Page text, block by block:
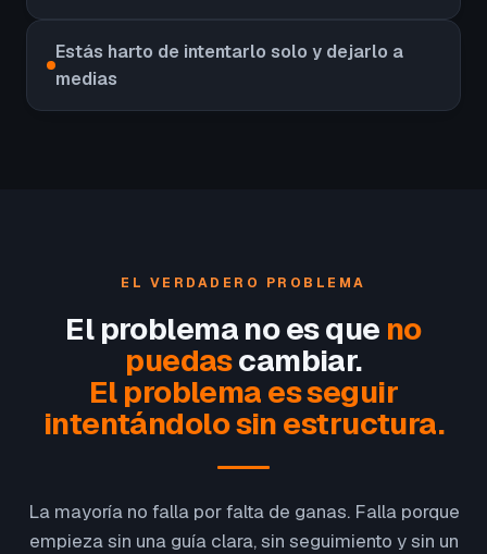
Estás harto de intentarlo solo y dejarlo a
medias
EL VERDADERO PROBLEMA
El problema no es que no
puedascambiar.
El problema es seguir
intentándolo sin estructura.
La mayoría no falla por falta de ganas. Falla porque
empieza sin una guía clara, sin seguimiento y sin un